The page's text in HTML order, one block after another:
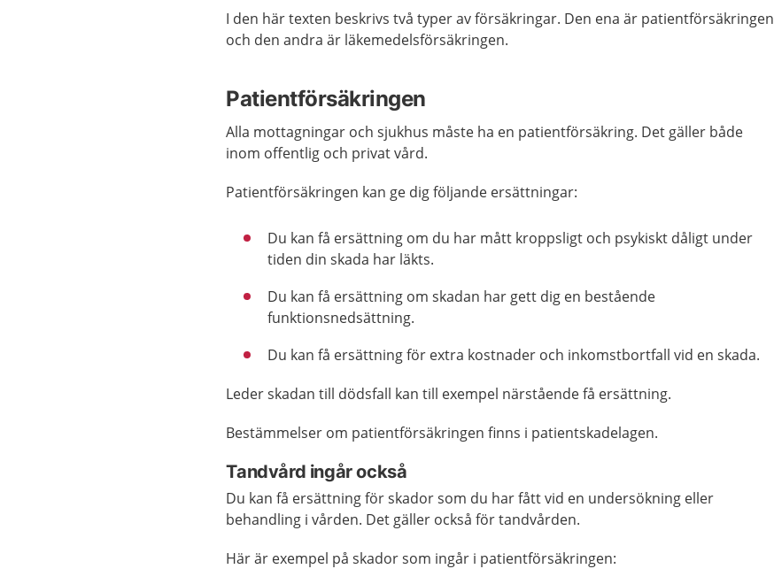
I den här texten beskrivs två typer av försäkringar. Den ena är patientförsäkringen
och den andra är läkemedelsförsäkringen.
Patientförsäkringen
Alla mottagningar och sjukhus måste ha en patientförsäkring. Det gäller både
inom offentlig och privat vård.
Patientförsäkringen kan ge dig följande ersättningar:
Du kan få ersättning om du har mått kroppsligt och psykiskt dåligt under
tiden din skada har läkts.
Du kan få ersättning om skadan har gett dig en bestående
funktionsnedsättning.
Du kan få ersättning för extra kostnader och inkomstbortfall vid en skada.
Leder skadan till dödsfall kan till exempel närstående få ersättning.
Bestämmelser om patientförsäkringen finns i patientskadelagen.
Tandvård ingår också
Du kan få ersättning för skador som du har fått vid en undersökning eller
behandling i vården. Det gäller också för tandvården.
Här är exempel på skador som ingår i patientförsäkringen: